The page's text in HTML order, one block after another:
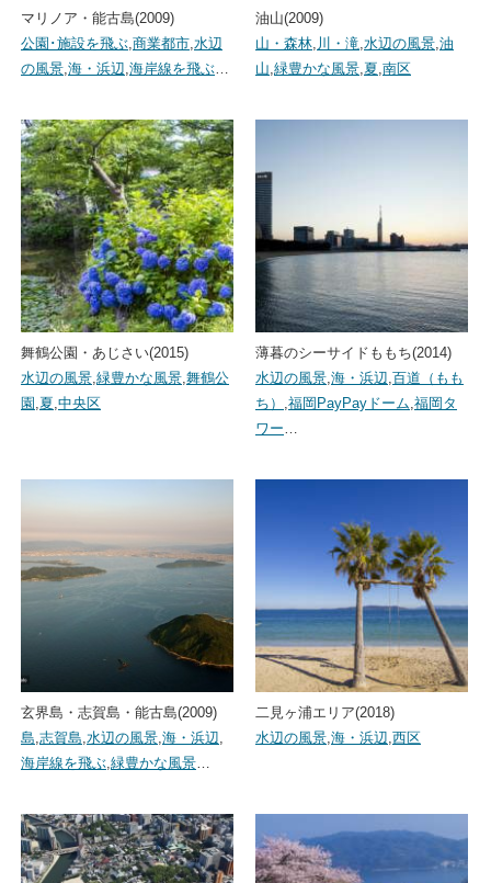
マリノア・能古島(2009)
公園･施設を飛ぶ,商業都市,水辺
の風景,海・浜辺,海岸線を飛ぶ…
油山(2009)
山・森林, 川・滝,水辺の風景,油
山,緑豊かな風景,夏,南区
舞鶴公園・あじさい(2015)
水辺の風景,緑豊かな風景,舞鶴公
園 ,夏,中央区
薄暮のシーサイドももち(2014)
水辺の風景,海・浜辺,百道（もも
ち） ,福岡PayPayドーム,福岡タ
ワー…
玄界島・志賀島・能古島(2009)
島,志賀島,水辺の風景,海・浜辺,
海岸線を飛ぶ,緑豊かな風景…
二見ヶ浦エリア(2018)
水辺の風景,海・浜辺,西区